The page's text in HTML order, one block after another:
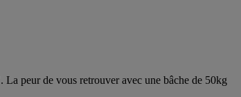
. La peur de vous retrouver avec une bâche de 50kg